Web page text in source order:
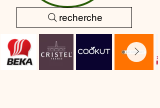
recherche